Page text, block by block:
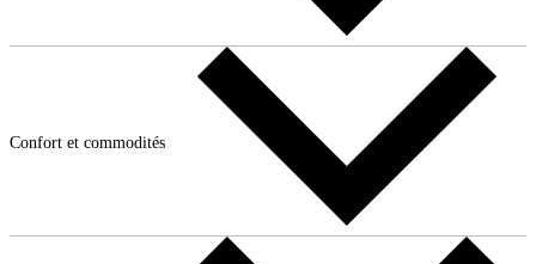
Confort et commodités